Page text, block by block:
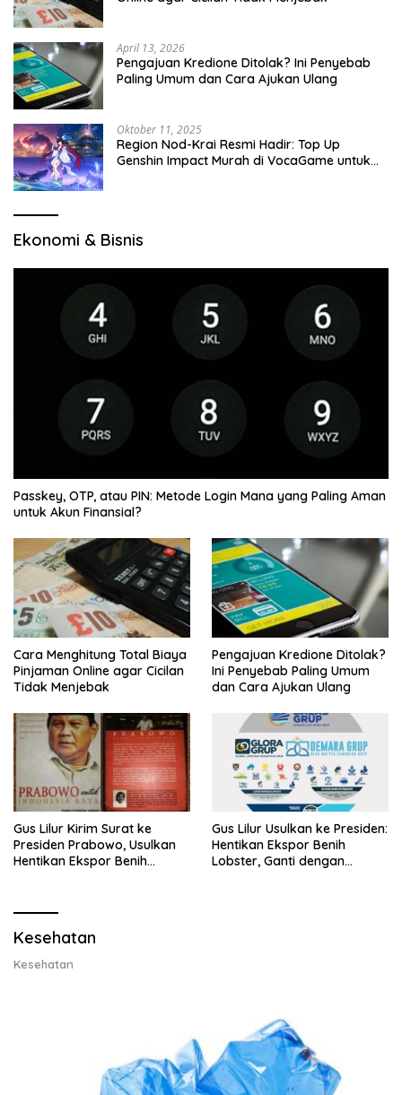
April 13, 2026
Pengajuan Kredione Ditolak? Ini Penyebab
Paling Umum dan Cara Ajukan Ulang
Oktober 11, 2025
Region Nod-Krai Resmi Hadir: Top Up
Genshin Impact Murah di VocaGame untuk
Ekonomi & Bisnis
Passkey, OTP, atau PIN: Metode Login Mana yang Paling Aman
untuk Akun Finansial?
Cara Menghitung Total Biaya
Pinjaman Online agar Cicilan
Tidak Menjebak
Pengajuan Kredione Ditolak?
Ini Penyebab Paling Umum
dan Cara Ajukan Ulang
Gus Lilur Kirim Surat ke
Presiden Prabowo, Usulkan
Hentikan Ekspor Benih
Gus Lilur Usulkan ke Presiden:
Hentikan Ekspor Benih
Lobster, Ganti dengan
Kesehatan
Kesehatan